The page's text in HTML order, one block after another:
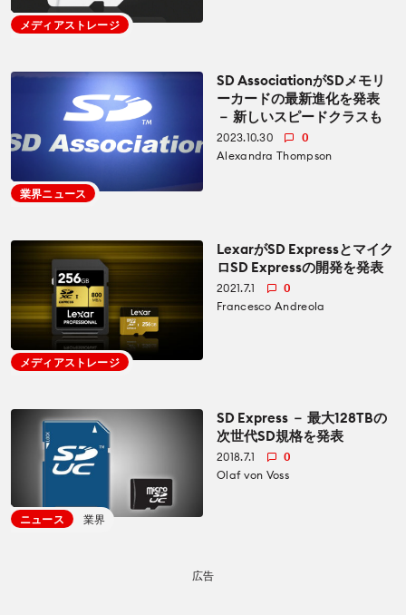
業界
レンズ
アクセサリー
オーディオ
ソフトウエア
モニター
全て レビュー
レンズ
アクセサリー
オーディオ
ソフトウエア
ラボテスト
How To
CineDビデオ
Education for Filmmakers
English Español
CineD Channels
の運営方針について
メディアストレージ
業界ニュース
SD AssociationがSDメモリ
ーカードの最新進化を発表
－ 新しいスピードクラスも
2023.10.30
0
Alexandra Thompson
メディアストレージ
LexarがSD Expressとマイク
ロSD Expressの開発を発表
2021.7.1
0
Francesco Andreola
ニュース 業界
SD Express － 最大128TBの
次世代SD規格を発表
2018.7.1
0
Olaf von Voss
広告